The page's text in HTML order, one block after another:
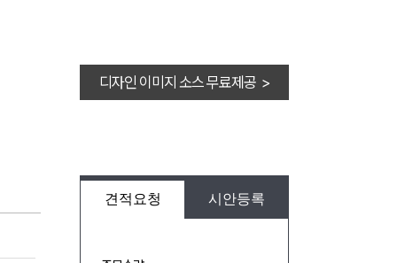
디자인 이미지 소스 무료제공 >
견적요청 시안등록